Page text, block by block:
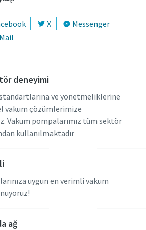
X
Messenger
Mail
deneyimi
ve yönetmeliklerine
vakum çözümlerimize
Vakum pompalarımız tüm sektör
kullanılmaktadır
uygun en verimli vakum
ağ
Talepler
Talepler
Talepler
Talepler